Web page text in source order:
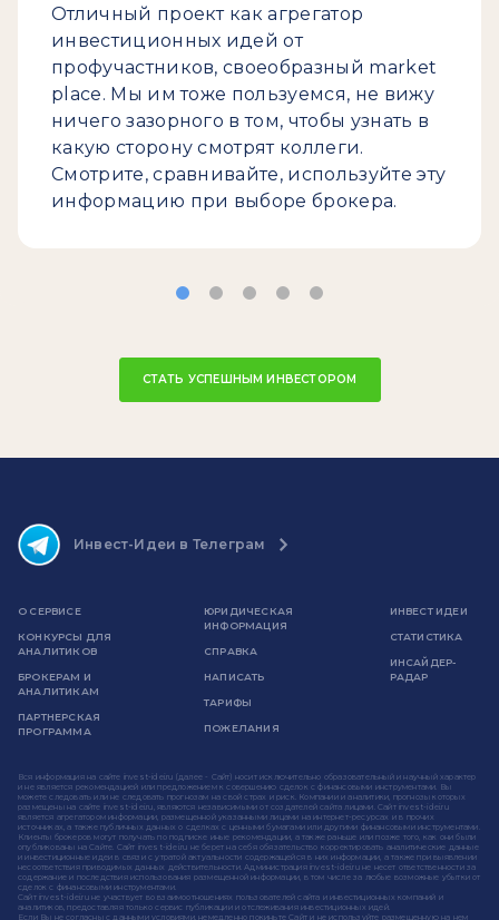
Отличный проект как агрегатор
инвестиционных идей от
профучастников, своеобразный market
place. Мы им тоже пользуемся, не вижу
ничего зазорного в том, чтобы узнать в
какую сторону смотрят коллеги.
Смотрите, сравнивайте, используйте эту
информацию при выборе брокера.
СТАТЬ УСПЕШНЫМ ИНВЕСТОРОМ
Инвест-Идеи в Телеграм
О СЕРВИСЕ
КОНКУРСЫ ДЛЯ
АНАЛИТИКОВ
БРОКЕРАМ И
АНАЛИТИКАМ
ПАРТНЕРСКАЯ
ПРОГРАММА
ЮРИДИЧЕСКАЯ
ИНФОРМАЦИЯ
СПРАВКА
НАПИСАТЬ
ТАРИФЫ
ПОЖЕЛАНИЯ
ИНВЕСТ ИДЕИ
СТАТИСТИКА
ИНСАЙДЕР-
РАДАР
Вся информация на сайте invest-idei.ru (далее - Сайт) носит исключительно образовательный и научный характер
и не является рекомендацией или предложением к совершению сделок с финансовыми инструментами. Вы
можете следовать или не следовать прогнозам на свой страх и риск. Компании и аналитики, прогнозы которых
размещены на сайте invest-idei.ru, являются независимыми от создателей сайта лицами. Сайт invest-idei.ru
является агрегатором информации, размещенной указанными лицами на интернет-ресурсах и в прочих
источниках, а также публичных данных о сделках с ценными бумагами или другими финансовыми инструментами.
Клиенты брокеров могут получать по подписке иные рекомендации, а также раньше или позже того, как они были
опубликованы на Сайте. Сайт invest-idei.ru не берет на себя обязательство корректировать аналитические данные
и инвестиционные идеи в связи с утратой актуальности содержащейся в них информации, а также при выявлении
несоответствия приводимых данных действительности. Администрация invest-idei.ru не несет ответственности за
содержание и последствия использования размещенной информации, в том числе за любые возможные убытки от
сделок с финансовыми инструментами.
Сайт invest-idei.ru не участвует во взаимоотношениях пользователей сайта и инвестиционных компаний и
аналитиков, предоставляя только сервис публикации и отслеживания инвестиционных идей.
Если Вы не согласны с данными условиями, немедленно покиньте Сайт и не используйте размещенную на нем